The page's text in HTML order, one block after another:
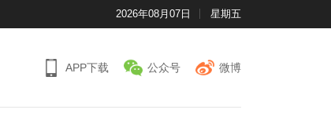
2026年08月07日 星期五
APP下载 公众号 微博